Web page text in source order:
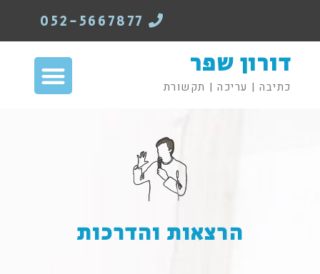
052-5667877
דורון שפר
כתיבה | עריכה | תקשורת
הרצאות והדרכות